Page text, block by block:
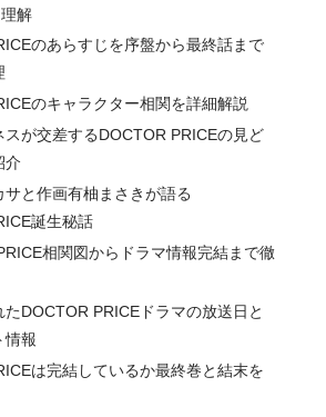
解
のあらすじを序盤から最終話まで
のキャラクター相関を詳細解説
スが交差するDOCTOR PRICEの見ど
介
サと作画有柚まさきが語る
誕生秘話
相関図からドラマ情報完結まで徹
たDOCTOR PRICEドラマの放送日と
情報
は完結しているか最終巻と結末を